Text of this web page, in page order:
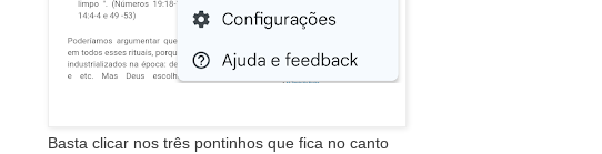
Basta clicar nos três pontinhos que fica no canto